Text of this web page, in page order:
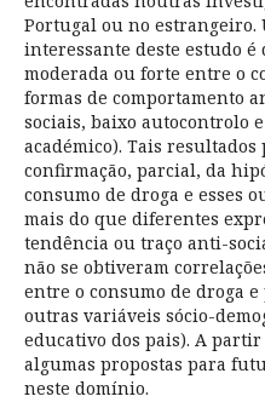
Portugal ou no estrangeiro.
interessante deste estudo é
moderada ou forte entre o
formas de comportamento
sociais, baixo autocontrolo
académico). Tais
confirmação, parcial, da
consumo de droga e esses
mais do que diferentes
tendência ou traço anti-
não se obtiveram
entre o consumo de droga
outras variáveis sócio-
educativo dos pais). A
algumas propostas para
neste domínio.